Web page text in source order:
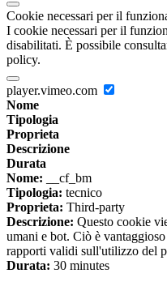
Cookie necessari per il
I cookie necessari per il
disabilitati. È possibile
policy.
player.vimeo.com
Nome
Tipologia
Proprieta
Descrizione
Durata
Nome: __cf_bm
Tipologia: tecnico
Proprieta: Third-party
Descrizione: Questo cookie
umani e bot. Ciò è
rapporti validi sull'utilizzo del
Durata: 30 minutes